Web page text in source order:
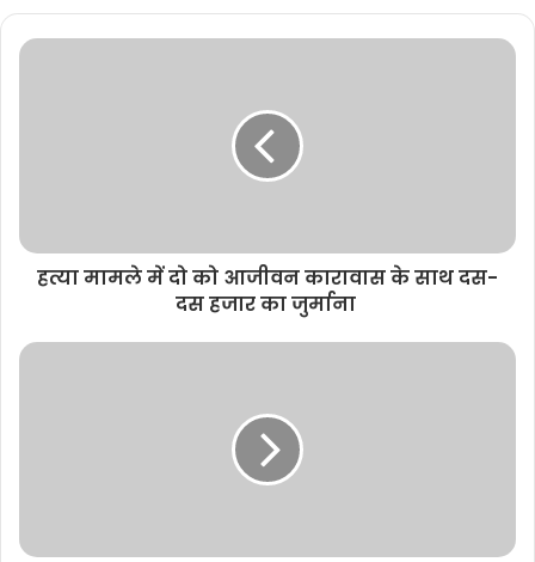
b
s
हत्या मामले में दो को आजीवन कारावास के साथ दस-
दस हजार का जुर्माना